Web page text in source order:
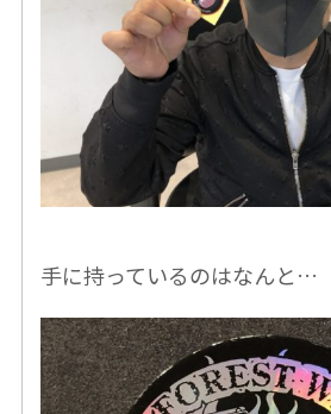
手に持っているのはなんと…